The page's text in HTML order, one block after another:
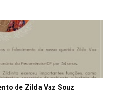
de Zilda Vaz Souz